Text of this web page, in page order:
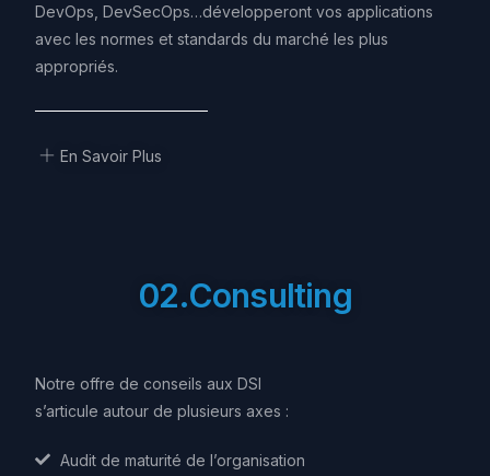
DevOps, DevSecOps…développeront vos applications
avec les normes et standards du marché les plus
appropriés.
En Savoir Plus
02.Consulting
Notre offre de conseils aux DSI
s’articule autour de plusieurs axes :
Audit de maturité de l’organisation